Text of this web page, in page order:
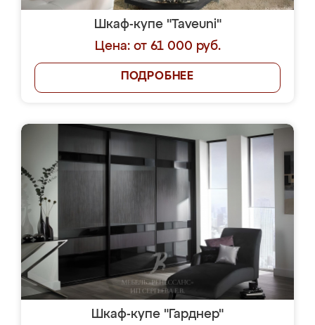
Шкаф-купе "Taveuni"
Цена: от 61 000 руб.
ПОДРОБНЕЕ
Шкаф-купе "Гарднер"